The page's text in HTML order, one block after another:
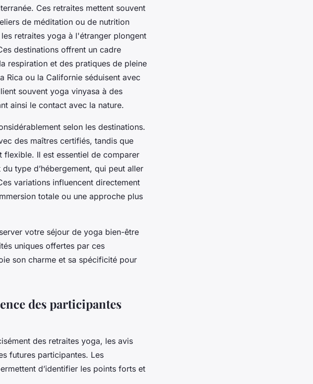
Ces retraites mettent souvent
de méditation ou de nutrition
retraites yoga à l'étranger plongent
destinations offrent un cadre
respiration et des pratiques de pleine
Rica ou la Californie séduisent avec
souvent yoga vinyasa à des
ainsi le contact avec la nature.
selon les destinations.
des maîtres certifiés, tandis que
flexible. Il est essentiel de comparer
type d’hébergement, qui peut aller
variations influencent directement
totale ou une approche plus
votre séjour de yoga bien-être
uniques offertes par ces
son charme et sa spécificité pour
des participantes
des retraites yoga, les avis
futures participantes. Les
d’identifier les points forts et